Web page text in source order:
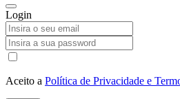
Login
Aceito a Política de Privacidade e